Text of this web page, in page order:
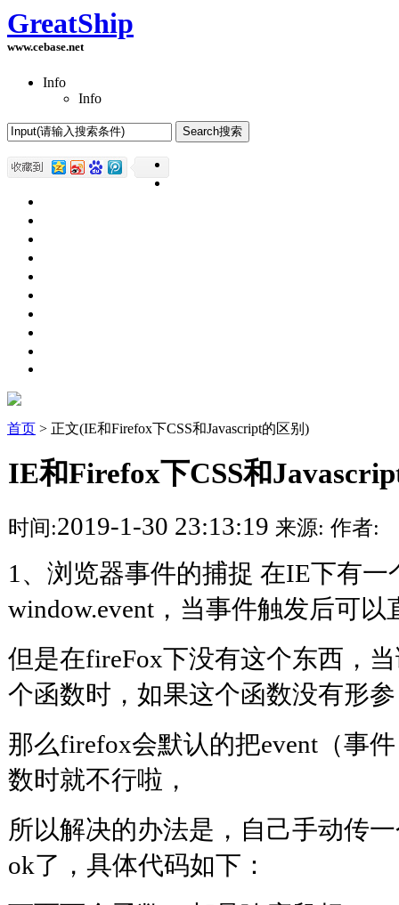
GreatShip
www.cebase.net
Info
Info
首页 > 正文(IE和Firefox下CSS和Javascript的区别)
IE和Firefox下CSS和
时间:2019-1-30 23:13:19 来源: 作者:
1、浏览器事件的捕捉 在IE下有一
window.event，当事件触发后可以
但是在fireFox下没有这个东西，
个函数时，如果这个函数没有形
那么firefox会默认的把event（事
数时就不行啦，
所以解决的办法是，自己手动传
ok了，具体代码如下：